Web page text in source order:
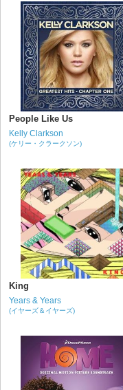
People Like Us
Kelly Clarkson
(ケリー・クラークソン)
King
Years & Years
(イヤーズ＆イヤーズ)